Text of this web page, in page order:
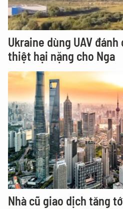
Ukraine dùng UAV
thiệt hại nặng cho Nga
Nhà cũ giao dịch tăng